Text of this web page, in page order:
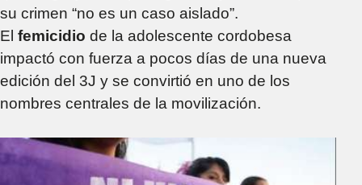
su crimen “no es un caso aislado”.
El femicidio de la adolescente cordobesa
impactó con fuerza a pocos días de una nueva
edición del 3J y se convirtió en uno de los
nombres centrales de la movilización.